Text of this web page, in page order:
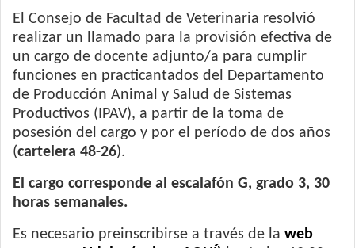
El Consejo de Facultad de Veterinaria resolvió
realizar un llamado para la provisión efectiva de
un cargo de docente adjunto/a para cumplir
funciones en practicantados del Departamento
de Producción Animal y Salud de Sistemas
Productivos (IPAV), a partir de la toma de
posesión del cargo y por el período de dos años
(cartelera 48-26).
El cargo corresponde al escalafón G, grado 3, 30
horas semanales.
Es necesario preinscribirse a través de la web